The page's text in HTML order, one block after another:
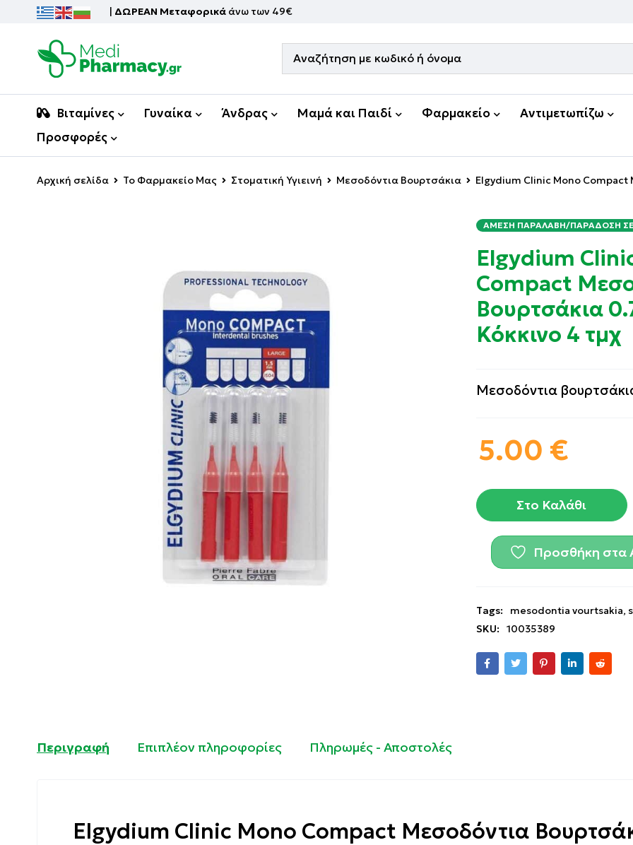
| ΔΩΡΕΑΝ Μεταφορικά άνω των 49€
Βιταμίνες Γυναίκα Άνδρας Μαμά και Παιδί Φαρμακείο Αντιμετωπίζω
Προσφορές
Αρχική σελίδα Το Φαρμακείο Μας Στοματική Υγιεινή Μεσοδόντια Βουρτσάκια Elgydium Clinic Mono Compact
ΆΜΕΣΗ ΠΑΡΑΛΑΒΉ/ΠΑΡΆΔΟΣΗ ΣΕ
Elgydium
Compact
Βουρτσάκια
Κόκκινο 4 τμχ
Μεσοδόντια
5.00 €
Στο Καλάθι
Προσθήκη στα
Tags: mesodontia vourtsakia,
SKU:
10035389
Περιγραφή Επιπλέον πληροφορίες Πληρωμές - Αποστολές
Elgydium Clinic Mono Compact Μεσοδόντια